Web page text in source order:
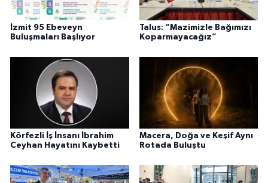
İzmit 95 Ebeveyn
Buluşmaları Başlıyor
Talus: “Mazimizle Bağımızı
Koparmayacağız”
Körfezli İş İnsanı İbrahim
Ceyhan Hayatını Kaybetti
Macera, Doğa ve Keşif Aynı
Rotada Buluştu